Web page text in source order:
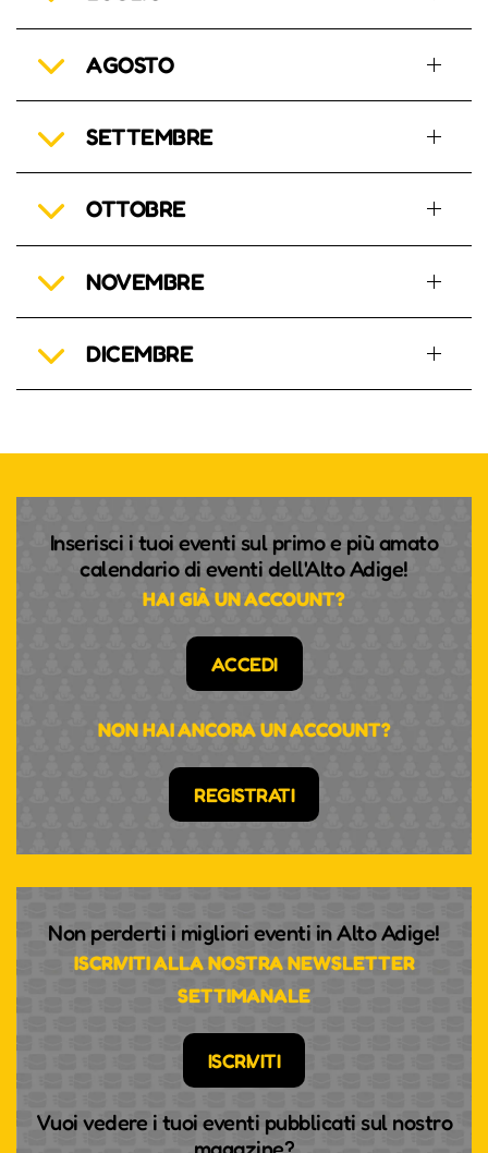
AGOSTO
SETTEMBRE
OTTOBRE
NOVEMBRE
DICEMBRE
Inserisci i tuoi eventi sul primo e più amato
calendario di eventi dell'Alto Adige!
HAI GIÀ UN ACCOUNT?
ACCEDI
NON HAI ANCORA UN ACCOUNT?
REGISTRATI
Non perderti i migliori eventi in Alto Adige!
ISCRIVITI ALLA NOSTRA NEWSLETTER
SETTIMANALE
ISCRIVITI
Vuoi vedere i tuoi eventi pubblicati sul nostro